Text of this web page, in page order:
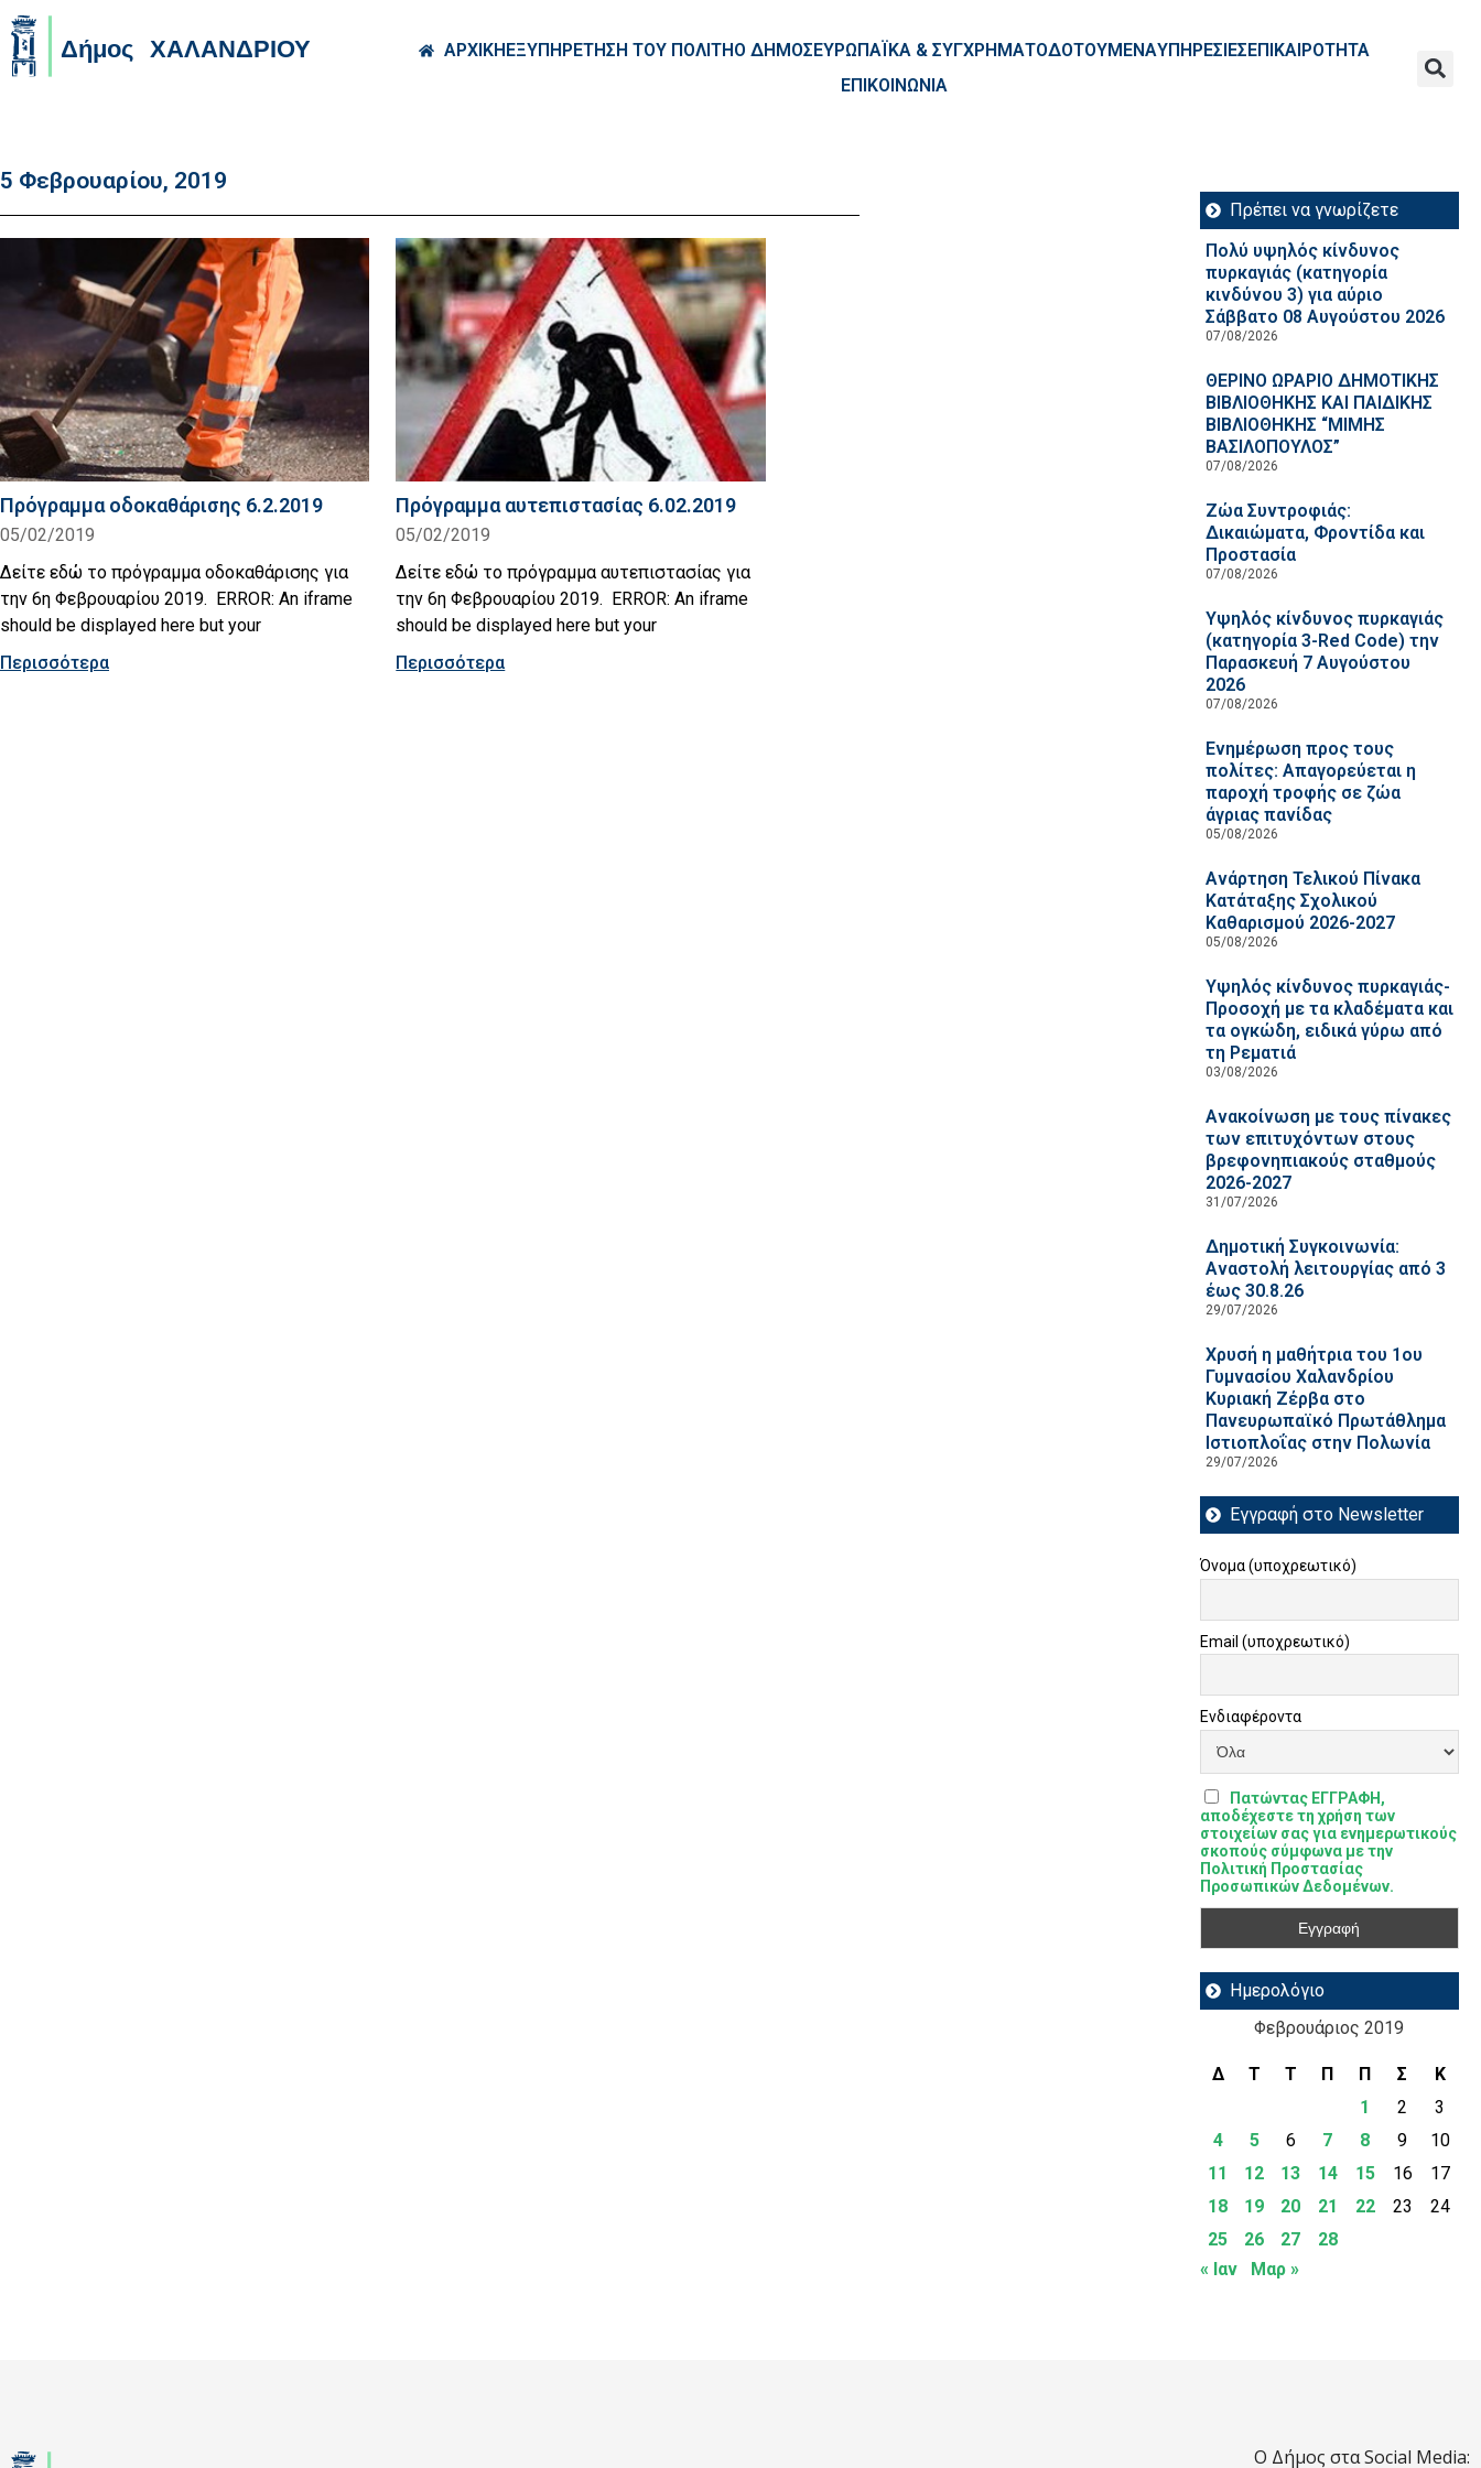
ΑΡΧΙΚΗΕΞΥΠΗΡΕΤΗΣΗ ΤΟΥ ΠΟΛΙΤΗΟ ΔΗΜΟΣΕΥΡΩΠΑΪΚΑ & ΣΥΓΧΡΗΜΑΤΟΔΟΤΟΥΜΕΝΑΥΠΗΡΕΣΙΕΣΕΠΙΚΑΙΡΟΤΗΤΑ
ΕΠΙΚΟΙΝΩΝΙΑ
5 Φεβρουαρίου, 2019
Πρόγραμμα οδοκαθάρισης 6.2.2019
05/02/2019
Δείτε εδώ το πρόγραμμα οδοκαθάρισης για
την 6η Φεβρουαρίου 2019. ERROR: An iframe
should be displayed here but your
Περισσότερα
Πρόγραμμα αυτεπιστασίας 6.02.2019
05/02/2019
Δείτε εδώ το πρόγραμμα αυτεπιστασίας για
την 6η Φεβρουαρίου 2019. ERROR: An iframe
should be displayed here but your
Περισσότερα
Πρέπει να γνωρίζετε
Πολύ υψηλός κίνδυνος
πυρκαγιάς (κατηγορία
κινδύνου 3) για αύριο
Σάββατο 08 Αυγούστου 2026
07/08/2026
ΘΕΡΙΝΟ ΩΡΑΡΙΟ ΔΗΜΟΤΙΚΗΣ
ΒΙΒΛΙΟΘΗΚΗΣ ΚΑΙ ΠΑΙΔΙΚΗΣ
ΒΙΒΛΙΟΘΗΚΗΣ “ΜΙΜΗΣ
ΒΑΣΙΛΟΠΟΥΛΟΣ”
07/08/2026
Ζώα Συντροφιάς:
Δικαιώματα, Φροντίδα και
Προστασία
07/08/2026
Υψηλός κίνδυνος πυρκαγιάς
(κατηγορία 3-Red Code) την
Παρασκευή 7 Αυγούστου
2026
07/08/2026
Ενημέρωση προς τους
πολίτες: Απαγορεύεται η
παροχή τροφής σε ζώα
άγριας πανίδας
05/08/2026
Ανάρτηση Τελικού Πίνακα
Κατάταξης Σχολικού
Καθαρισμού 2026-2027
05/08/2026
Υψηλός κίνδυνος πυρκαγιάς-
Προσοχή με τα κλαδέματα και
τα ογκώδη, ειδικά γύρω από
τη Ρεματιά
03/08/2026
Ανακοίνωση με τους πίνακες
των επιτυχόντων στους
βρεφονηπιακούς σταθμούς
2026-2027
31/07/2026
Δημοτική Συγκοινωνία:
Αναστολή λειτουργίας από 3
έως 30.8.26
29/07/2026
Χρυσή η μαθήτρια του 1ου
Γυμνασίου Χαλανδρίου
Κυριακή Ζέρβα στο
Πανευρωπαϊκό Πρωτάθλημα
Ιστιοπλοΐας στην Πολωνία
29/07/2026
Εγγραφή στο Newsletter
Όνομα (υποχρεωτικό)
Email (υποχρεωτικό)
Ενδιαφέροντα
Πατώντας ΕΓΓΡΑΦΗ,
αποδέχεστε τη χρήση των
στοιχείων σας για ενημερωτικούς
σκοπούς σύμφωνα με την
Πολιτική Προστασίας
Προσωπικών Δεδομένων.
Ημερολόγιο
Φεβρουάριος 2019
Δ Τ Τ Π Π Σ
Κ
1
2
3
4
5 6 7 8 9
10
11
12 13 14 15 16
17
18
19 20 21 22 23
24
25
26 27
28
« Ιαν
Μαρ »
Ο Δήμος στα Social Media: